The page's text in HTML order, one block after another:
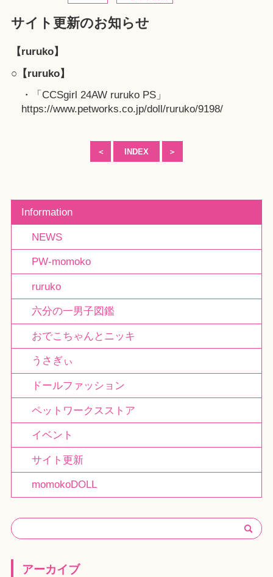
サイト更新のお知らせ
【ruruko】
○【ruruko】
・「CCSgirl 24AW ruruko PS」
https://www.petworks.co.jp/doll/ruruko/9198/
＜ INDEX ＞
Information
NEWS
PW-momoko
ruruko
六分の一男子図鑑
おでこちゃんとニッキ
うさぎぃ
ドールファッション
ペットワークスストア
イベント
サイト更新
momokoDOLL
アーカイブ